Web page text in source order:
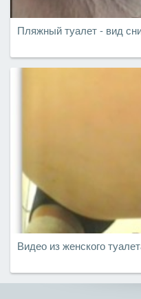
Пляжный туалет - вид
Видео из женского